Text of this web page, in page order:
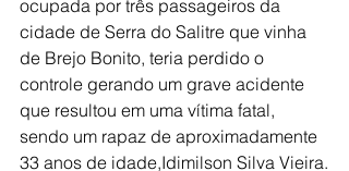
ocupada por três passageiros da
cidade de Serra do Salitre que vinha
de Brejo Bonito, teria perdido o
controle gerando um grave acidente
que resultou em uma vítima fatal,
sendo um rapaz de aproximadamente
33 anos de idade,Idimilson Silva Vieira.